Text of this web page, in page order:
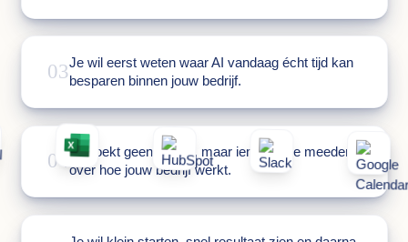
03Je wil eerst weten waar AI vandaag écht tijd kan
besparen binnen jouw bedrijf.
04Je zoekt geen AI-tool, maar iemand die meedenkt
over hoe jouw bedrijf werkt.